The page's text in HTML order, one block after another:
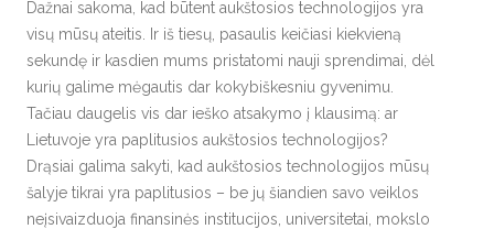
Dažnai sakoma, kad būtent aukštosios technologijos yra
visų mūsų ateitis. Ir iš tiesų, pasaulis keičiasi kiekvieną
sekundę ir kasdien mums pristatomi nauji sprendimai, dėl
kurių galime mėgautis dar kokybiškesniu gyvenimu.
Tačiau daugelis vis dar ieško atsakymo į klausimą: ar
Lietuvoje yra paplitusios aukštosios technologijos?
Drąsiai galima sakyti, kad aukštosios technologijos mūsų
šalyje tikrai yra paplitusios – be jų šiandien savo veiklos
neįsivaizduoja finansinės institucijos, universitetai, mokslo